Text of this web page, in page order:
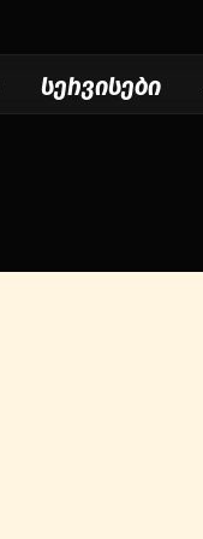
სერვისები